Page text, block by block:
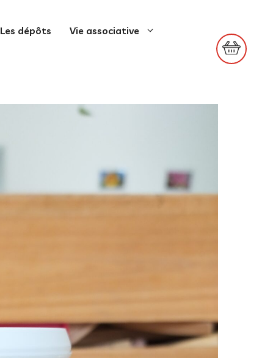
Les dépôts Vie associative
Votre
panier